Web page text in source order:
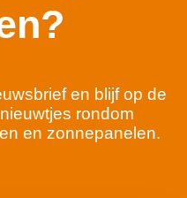
en blijf op de
rondom
en zonnepanelen.